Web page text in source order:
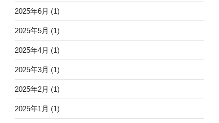
2025年6月 (1)
2025年5月 (1)
2025年4月 (1)
2025年3月 (1)
2025年2月 (1)
2025年1月 (1)